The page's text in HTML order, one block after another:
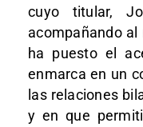
cuyo titular,
acompañando
ha puesto el
enmarca en un
las relaciones
y en que